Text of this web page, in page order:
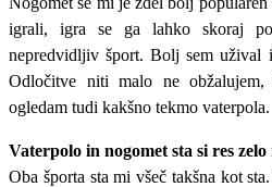
igrali, igra se ga lahko skoraj
nepredvidljiv šport. Bolj sem užival
Odločitve niti malo ne
ogledam tudi kakšno tekmo vaterpola.
Vaterpolo in nogomet sta si res
Oba športa sta mi všeč takšna kot